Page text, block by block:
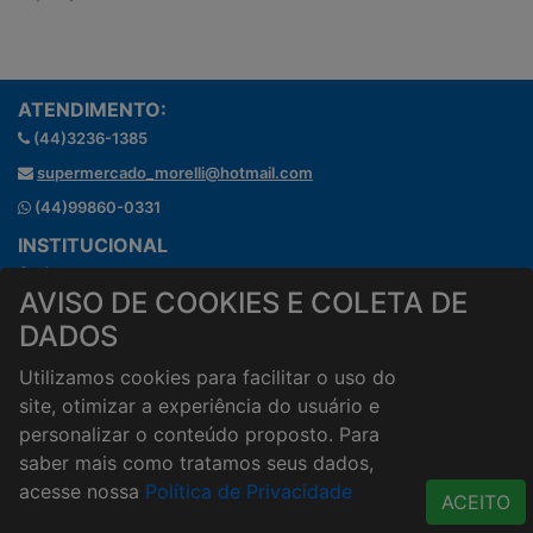
AVISO DE COOKIES E COLETA DE
DADOS
Utilizamos cookies para facilitar o uso do
site, otimizar a experiência do usuário e
personalizar o conteúdo proposto. Para
saber mais como tratamos seus dados,
acesse nossa Política de Privacidade ACEITO
ATENDIMENTO:
(44)3236-1385
supermercado_morelli@hotmail.com
(44)99860-0331
INSTITUCIONAL
Onde estamos
Horários de atendimento
HORÁRIOS E ENTREGA
Formas de Pagamento
Horários de Entrega
Taxa de entrega
Cidades Atendidas
ACESSO RÁPIDO